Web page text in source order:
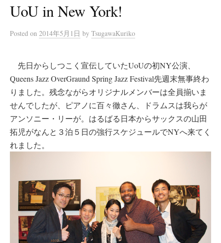
UoU in New York!
Posted on 2014年5月1日 by TsugawaKuriko
先日からしつこく宣伝していたUoUの初NY公演、
Queens Jazz OverGraund Spring Jazz Festival先週末無事終わ
りました。残念ながらオリジナルメンバーは全員揃いま
せんでしたが、ピアノに百々徹さん、ドラムスは我らが
アンソニー・リーが。はるばる日本からサックスの山田
拓児がなんと３泊５日の強行スケジュールでNYへ来てく
れました。